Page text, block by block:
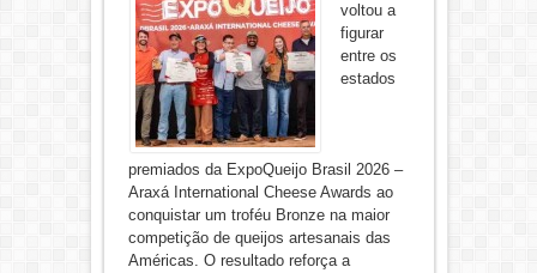
voltou a
figurar
entre os
estados
premiados da ExpoQueijo Brasil 2026 –
Araxá International Cheese Awards ao
conquistar um troféu Bronze na maior
competição de queijos artesanais das
Américas. O resultado reforça a